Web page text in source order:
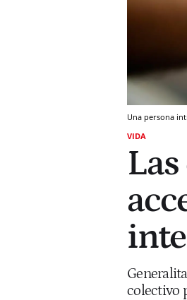
Una persona
VIDA
colectivo